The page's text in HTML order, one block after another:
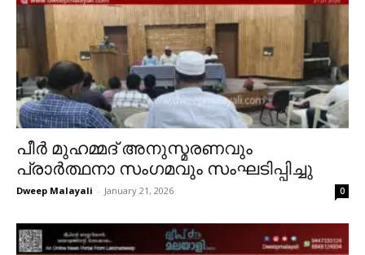
പീർ മുഹമ്മദ് അനുസ്മരണവും
പ്രാർത്ഥനാ സംഗമവും സംഘടിപ്പിച്ചു
Dweep Malayali - January 21, 2026 0